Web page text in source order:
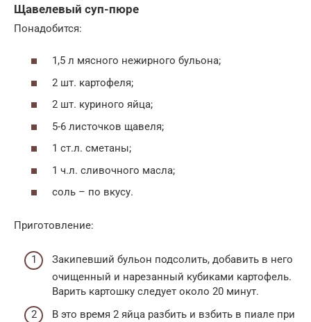
Щавелевый суп-пюре
Понадобится:
1,5 л мясного нежирного бульона;
2 шт. картофеля;
2 шт. куриного яйца;
5-6 листочков щавеля;
1 ст.л. сметаны;
1 ч.л. сливочного масла;
соль – по вкусу.
Приготовление:
Закипевший бульон подсолить, добавить в него
очищенный и нарезанный кубиками картофель.
Варить картошку следует около 20 минут.
В это время 2 яйца разбить и взбить в пиале при